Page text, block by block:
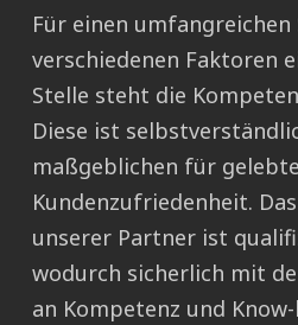
Für einen umfangreichen
verschiedenen Faktoren
Stelle steht die
Diese ist
maßgeblichen für gelebte
Kundenzufriedenheit.
unserer Partner ist
wodurch sicherlich mit
an Kompetenz und